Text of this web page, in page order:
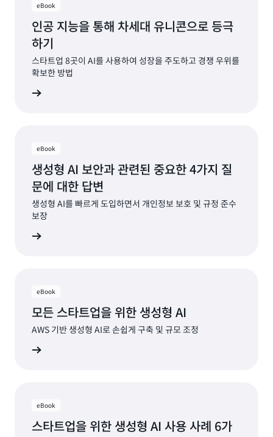
eBook
인공 지능을 통해 차세대 유니콘으로 등극
하기
스타트업 8곳이 AI를 사용하여 성장을 주도하고 경쟁 우위를
확보한 방법
eBook
생성형 AI 보안과 관련된 중요한 4가지 질
문에 대한 답변
생성형 AI를 빠르게 도입하면서 개인정보 보호 및 규정 준수
보장
eBook
모든 스타트업을 위한 생성형 AI
AWS 기반 생성형 AI로 손쉽게 구축 및 규모 조정
eBook
스타트업을 위한 생성형 AI 사용 사례 6가